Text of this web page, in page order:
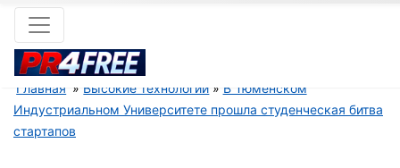
Главная Высокие технологии
В Тюменском
Индустриальном Университете прошла студенческая битва
стартапов